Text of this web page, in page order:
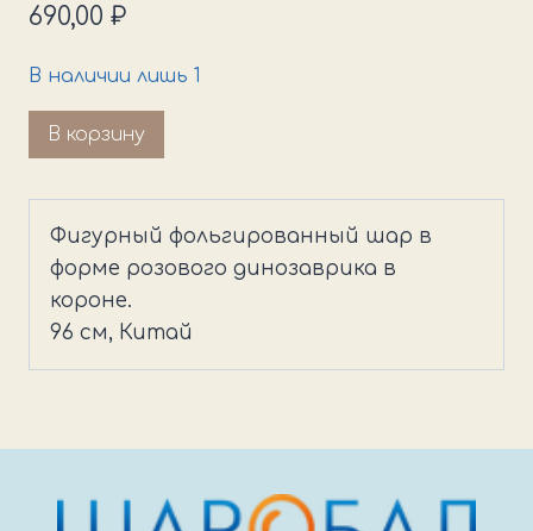
690,00 ₽
В наличии лишь 1
Количество
товара
фигурный
Динозаврик
короне
розовый
В корзину
Фигурный фольгированный шар в
форме розового динозаврика в
короне.
96 см, Китай